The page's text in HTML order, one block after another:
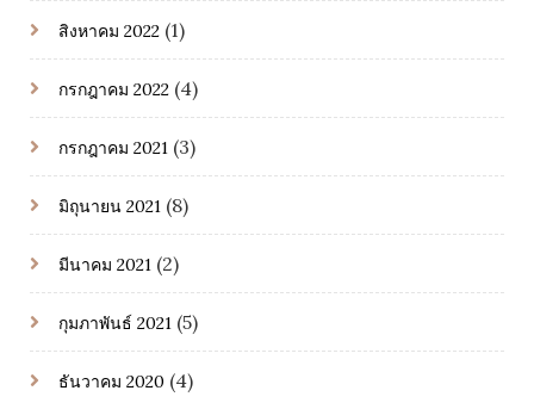
สิงหาคม 2022 (1)
กรกฎาคม 2022 (4)
กรกฎาคม 2021 (3)
มิถุนายน 2021 (8)
มีนาคม 2021 (2)
กุมภาพันธ์ 2021 (5)
ธันวาคม 2020 (4)